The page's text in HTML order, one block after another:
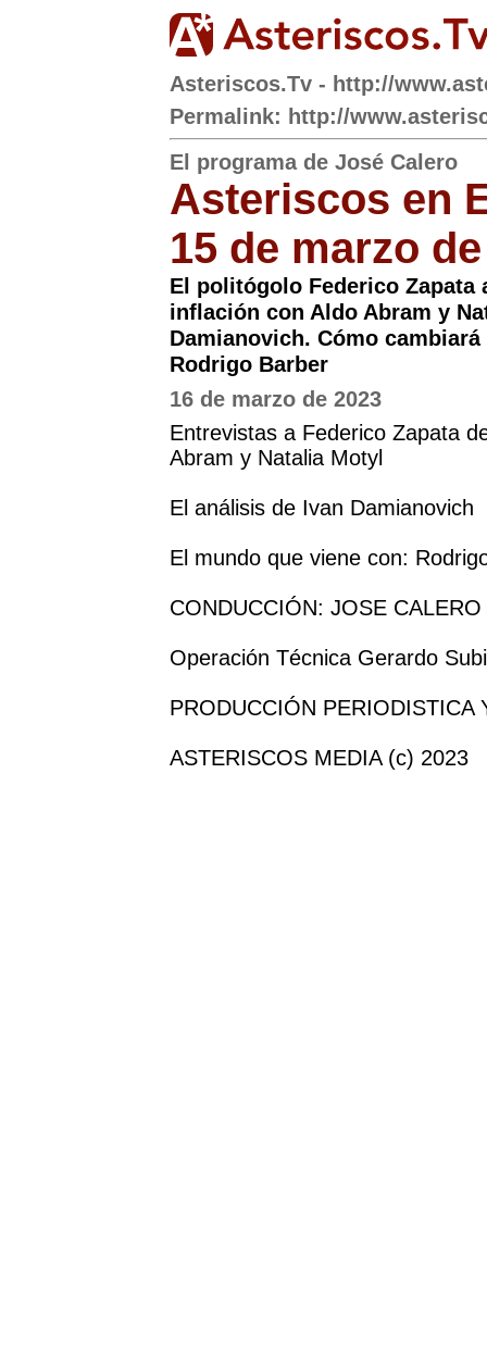
Asteriscos.Tv - http://
Permalink: http://
El programa de José Calero
Asteriscos en
15 de marzo
El politógolo Federico Zapata
inflación con Aldo Abram y
Damianovich. Cómo
Rodrigo Barber
16 de marzo de 2023
Entrevistas a Federico Zapata
Abram y Natalia Motyl
El análisis de Ivan Damianovich
El mundo que viene con:
CONDUCCIÓN: JOSE CALERO
Operación Técnica Gerardo
PRODUCCIÓN
ASTERISCOS MEDIA (c) 2023